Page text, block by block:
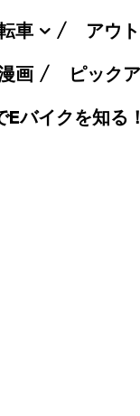
車 アウ
画
ピック
Eバイクを知る